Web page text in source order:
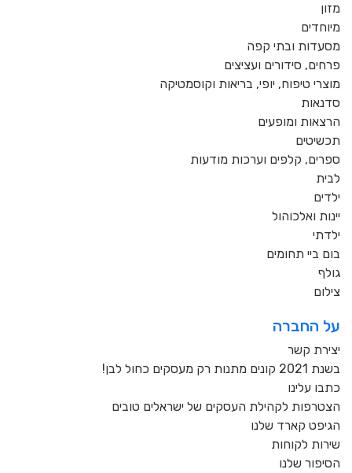
מזון
מיוחדים
מסעדות ובתי קפה
פרחים, סידורים ועציצים
מוצרי טיפוח, יופי, בריאות וקוסמטיקה
סדנאות
הרצאות ומופעים
תכשיטים
ספרים, קלפים וערכות מודעות
לבית
ילדים
יינות ואלכוהול
ילדתי
בום ביי תחומים
גולף
צילום
על החברה
יצירת קשר
בשנת 2021 קונים מתנות רק מעסקים כחול לבן!
כתבו עלינו
הצטרפות לקהילת העסקים של ישראלים טובים
הגיפט קארד שלנו
שירות לקוחות
הסיפור שלנו